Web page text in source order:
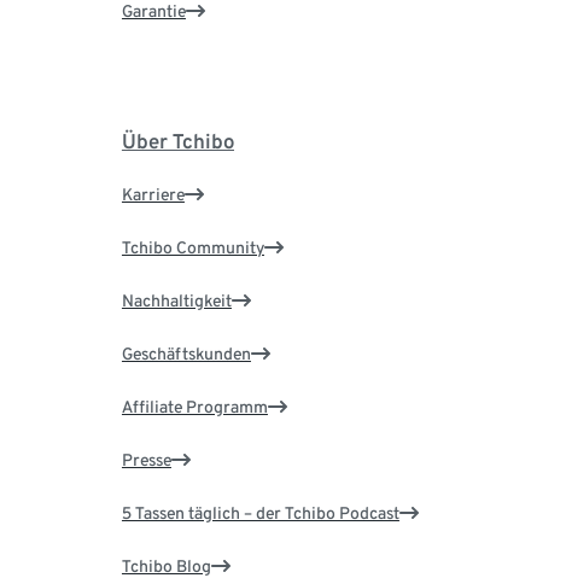
Garantie
Über Tchibo
Karriere
Tchibo Community
Nachhaltigkeit
Geschäftskunden
Affiliate Programm
Presse
5 Tassen täglich – der Tchibo Podcast
Tchibo Blog